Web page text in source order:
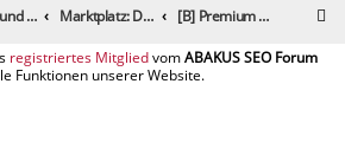
Jobbörse und Marktplatz Marktplatz: Dienstleistungen [B] Premium Forenlinks & mehr | Top Service! Auch für Agenturen!
registriertes Mitglied